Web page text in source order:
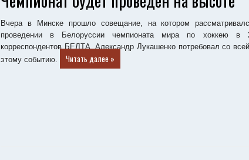
Вчера в Минске прошло совещание, на котором
проведении в Белоруссии чемпионата мира по хоккею в
корреспондентов БЕЛТА, Александр Лукашенко потребовал со
этому событию.
Читать далее »